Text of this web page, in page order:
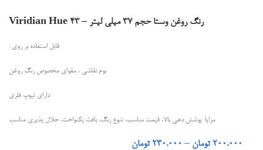
رنگ روغن وستا حجم 37 میلی لیتر – Viridian Hue 43
قابل استفاده بر روی :
بوم نقاشی ، مقوای مخصوص رنگ روغن
دارای تیوپ فلزی
مزایا: پوشش دهی بالا، قیمت مناسب، تنوع رنگ، بافت یکنواخت، حلال پذیری مناسب
200.000 تومان –
230.000 تومان